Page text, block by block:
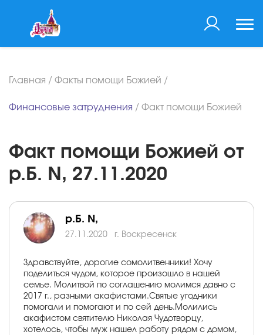
Главная / Факты помощи Божией /
Финансовые затруднения / Факт помощи Божией
Факт помощи Божией от
р.Б. N, 27.11.2020
р.Б. N,
27.11.2020 г. Воскресенск
Здравствуйте, дорогие сомолитвенники! Хочу
поделиться чудом, которое произошло в нашей
семье. Молитвой по соглашению молимся давно с
2017 г., разными акафистами.Святые угодники
помогали и помогают и по сей день.Молились
акафистом святителю Николая Чудотворцу,
хотелось, чтобы муж нашел работу рядом с домом,